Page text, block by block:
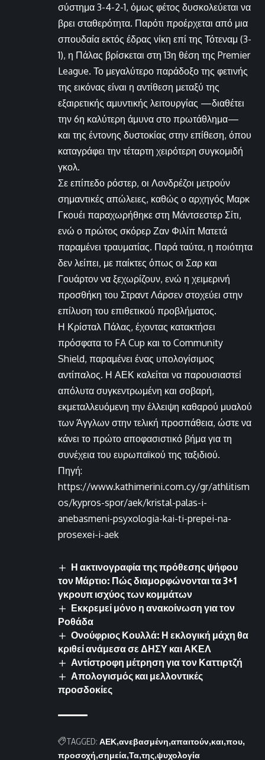
σύστημα 3-4-2-1, όμως φέτος δυσκολεύεται να
βρει σταθερότητα. Παρότι προέρχεται από μια
σπουδαία εκτός έδρας νίκη επί της Τότεναμ (3-
1), η Πάλας βρίσκεται στη 13η θέση της Premier
League. Το μεγαλύτερο παράδοξο της φετινής
της εικόνας είναι η αντίθεση μεταξύ της
εξαιρετικής αμυντικής λειτουργίας —διαθέτει
την 6η καλύτερη άμυνα στο πρωτάθλημα—
και της έντονης δυστοκίας στην επίθεση, όπου
καταγράφει την τέταρτη χειρότερη συγκομιδή
γκολ.
Σε επίπεδο ρόστερ, οι Λονδρέζοι μετρούν
σημαντικές απώλειες, καθώς ο αρχηγός Μαρκ
Γκουέι παραχωρήθηκε στη Μάντσεστερ Σίτι,
ενώ ο πρώτος σκόρερ Ζαν Φιλίπ Ματετά
παραμένει τραυματίας. Παρά ταύτα, η ποιότητα
δεν λείπει, με παίκτες όπως οι Σαρ και
Γουάρτον να ξεχωρίζουν, ενώ η χειμερινή
προσθήκη του Στραντ Λάρσεν στοχεύει στην
επίλυση του επιθετικού προβλήματος.
Η Κρίσταλ Πάλας, έχοντας κατακτήσει
πρόσφατα το FA Cup και το Community
Shield, παραμένει ένας υπολογίσιμος
αντίπαλος. Η ΑΕΚ καλείται να παρουσιαστεί
απόλυτα συγκεντρωμένη και σοβαρή,
εκμεταλλευόμενη την έλλειψη καθαρού μυαλού
των Άγγλων στην τελική προσπάθεια, ώστε να
κάνει το πρώτο αποφασιστικό βήμα για τη
συνέχεια του ευρωπαϊκού της ταξιδιού.
Πηγή:
https://www.kathimerini.com.cy/gr/athlitism
os/kypros-spor/aek/kristal-palas-i-
anebasmeni-psyxologia-kai-ti-prepei-na-
prosexei-i-aek
Η ακτινογραφία της πρόθεσης ψήφου
τον Μάρτιο: Πώς διαμορφώνονται τα 3+1
γκρουπ ισχύος των κομμάτων
Εκκρεμεί μόνο η ανακοίνωση για τον
Ροθάδα
Ονούφριος Κουλλά: Η εκλογική μάχη θα
κριθεί ανάμεσα σε ΔΗΣΥ και ΑΚΕΛ
Αντίστροφη μέτρηση για τον Καττιρτζή
Απολογισμός και μελλοντικές
προσδοκίες
TAGGED: ΑΕΚ ανεβασμένη απαιτούν και που
προσοχή σημεία Τα της ψυχολογία